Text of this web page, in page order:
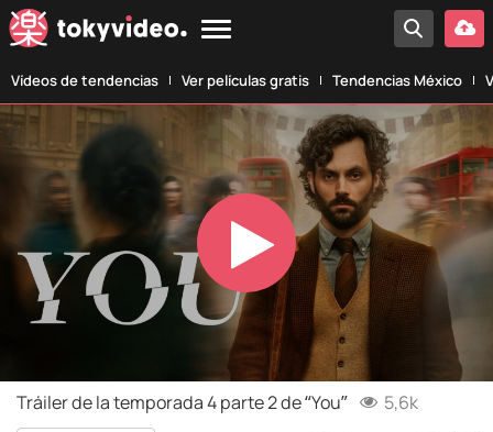
Vídeos de tendencias Ver películas gratis Tendencias México
Play
Video
Tráiler de la temporada 4 parte 2 de “You” 5,6k